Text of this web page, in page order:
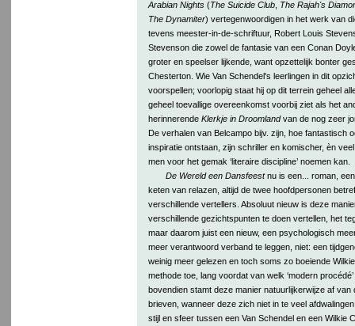
Arabian Nights(The Suicide Club, The Rajah's
The Dynamiter) vertegenwoordigen in het werk van
tevens meester-in-de-schriftuur, Robert Louis
Stevenson die zowel de fantasie van een Conan
groter en speelser lijkende, want opzettelijk bonter
Chesterton. Wie Van Schendel's leerlingen in dit
voorspellen; voorlopig staat hij op dit terrein geheel
geheel toevallige overeenkomst voorbij ziet als het
herinnerende Klerkje in Droomlandvan de nog zeer
De verhalen van Belcampo bijv. zijn, hoe fantastisch
inspiratie ontstaan, zijn schriller en komischer, èn
men voor het gemak ‘literaire discipline’ noemen kan.
De Wereld een Dansfeestnu is een... roman,
keten van relazen, altijd de twee hoofdpersonen
verschillende vertellers. Absoluut nieuw is deze
verschillende gezichtspunten te doen vertellen, het
maar daarom juist een nieuw, een psychologisch
meer verantwoord verband te leggen, niet: een
weinig meer gelezen en toch soms zo boeiende
methode toe, lang voordat van welk ‘modern
bovendien stamt deze manier natuurlijkerwijze af van
brieven, wanneer deze zich niet in te veel
stijl en sfeer tussen een Van Schendel en een Wilkie